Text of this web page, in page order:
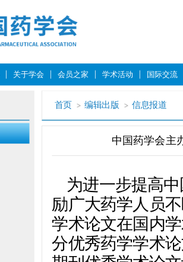
关于学会 会员之家 学术活动 国际交流
首页 编辑出版 信息报道
中国药学会主
为进一步提高
励广大药学人员
学术论文在国内
分优秀药学学术